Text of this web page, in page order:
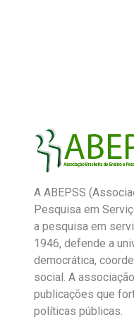
A ABEPSS
Pesquisa em
a pesquisa em
1946, defende a
democrática,
social. A
publicações que
políticas públicas.